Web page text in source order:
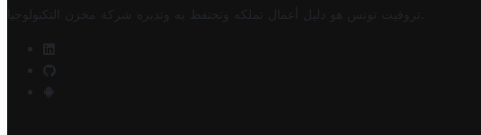
تروفيت تونس هو دليل أعمال تملكه وتحتفظ به وتديره شركة مخزن التكنولوجيا